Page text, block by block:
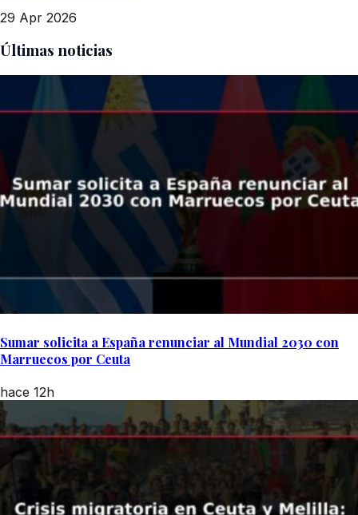
29 Apr 2026
Últimas noticias
Sumar solicita a España renunciar al Mundial 2030 con
Marruecos por Ceuta
hace 12h